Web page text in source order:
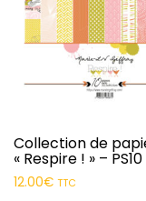
Collection de
« Respire ! » – PS10
12.00€ TTC